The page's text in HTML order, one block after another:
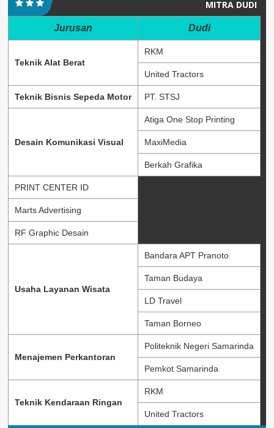
MITRA DUDI
Jurusan Dudi
Teknik Alat Berat
RKM
United Tractors
Teknik Bisnis Sepeda Motor PT. STSJ
Desain Komunikasi Visual
Atiga One Stop Printing
MaxiMedia
Berkah Grafika
PRINT CENTER ID
Marts Advertising
RF Graphic Desain
Usaha Layanan Wisata
Bandara APT Pranoto
Taman Budaya
LD Travel
Taman Borneo
Menajemen Perkantoran
Politeknik Negeri Samarinda
Pemkot Samarinda
Teknik Kendaraan Ringan
RKM
United Tractors